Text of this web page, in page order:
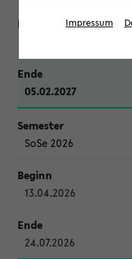
05.02.2027
SoSe 2026
13.04.2026
24.07.2026
Impressum